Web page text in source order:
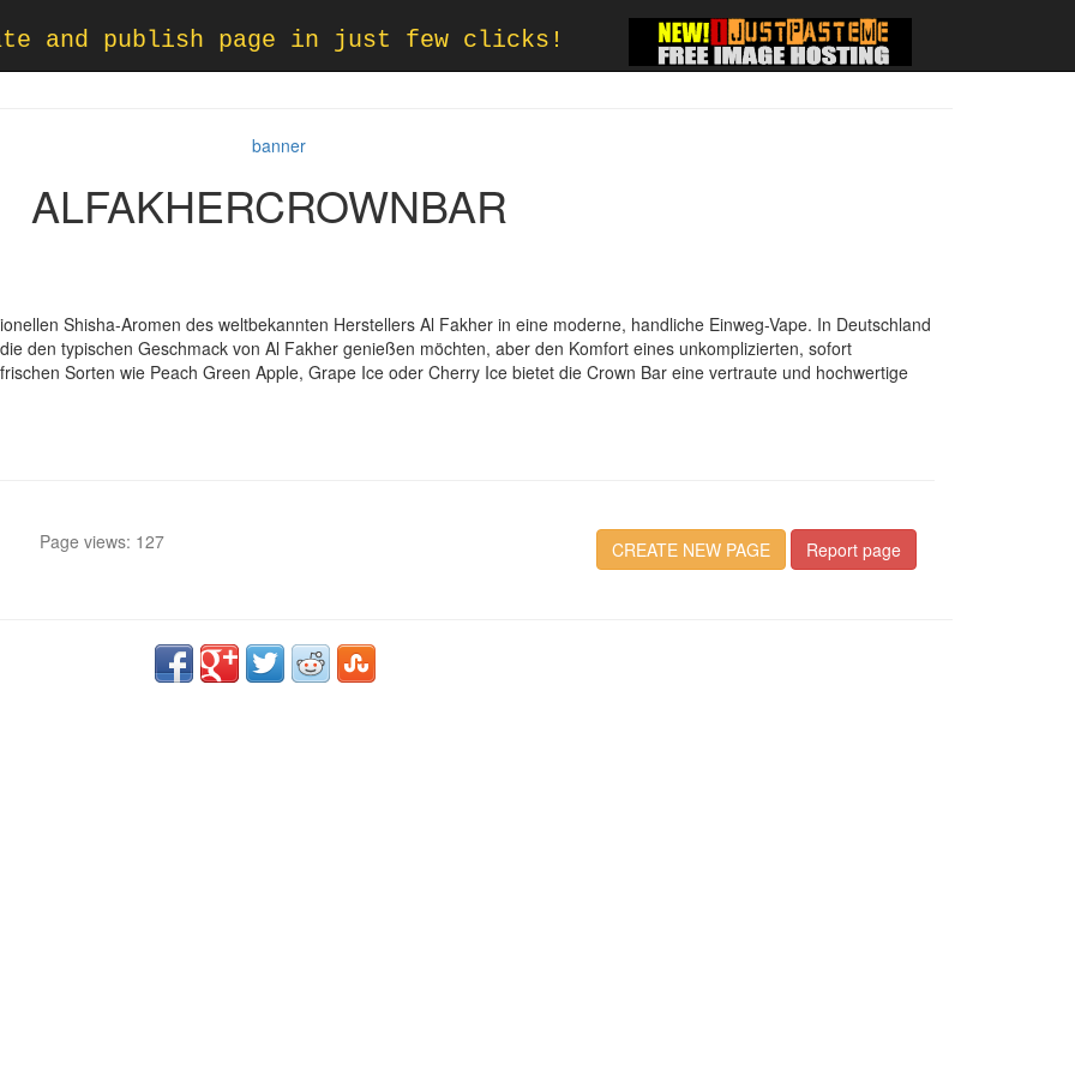
and publish page in just few clicks!
ALFAKHERCROWNBAR
Shisha-Aromen des weltbekannten Herstellers Al Fakher in eine moderne, handliche Einweg-Vape. In Deutschland
den typischen Geschmack von Al Fakher genießen möchten, aber den Komfort eines unkomplizierten, sofort
Sorten wie Peach Green Apple, Grape Ice oder Cherry Ice bietet die Crown Bar eine vertraute und hochwertige
Page views: 127 CREATE NEW PAGE Report page